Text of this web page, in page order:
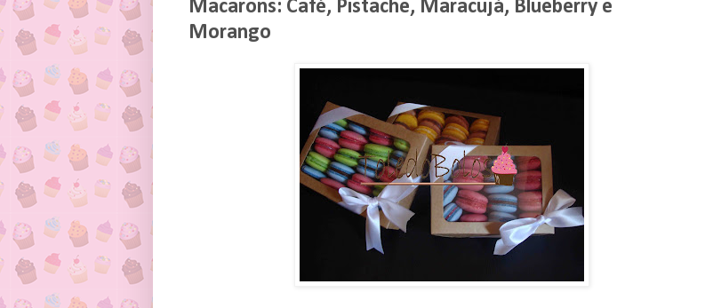
Macarons: Café, Pistache, Maracujá, Blueberry e
Morango